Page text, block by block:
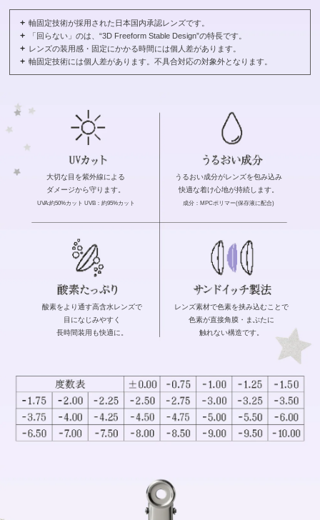
軸固定技術が採用された日本国内承認レンズです。
「回らない」のは、“3D Freeform Stable Design”の特長です。
レンズの装用感・固定にかかる時間には個人差があります。
軸固定技術には個人差があります。不具合対応の対象外となります。
大切な目を紫外線による
ダメージから守ります。
UVA:約50%カット UVB：約95%カット
うるおい成分がレンズを包み込み
快適な着け心地が持続します。
成分：MPCポリマー(保存液に配合)
酸素をより通す高含水レンズで
目になじみやすく
長時間装用も快適に。
レンズ素材で色素を挟み込むことで
色素が直接角膜・まぶたに
触れない構造です。